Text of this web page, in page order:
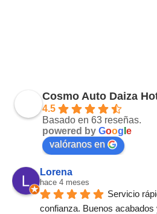
Cosmo Auto Daiza
4.5
Basado en 63 reseñas.
powered by Goog e
valóranos en
Lorena
hace 4 meses
Servicio
confianza. Buenos